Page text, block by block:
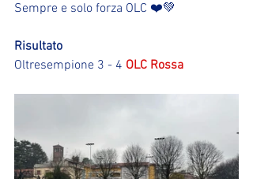
Sempre e solo forza OLC ❤️💚
Risultato
Oltresempione 3 - 4 OLC Rossa